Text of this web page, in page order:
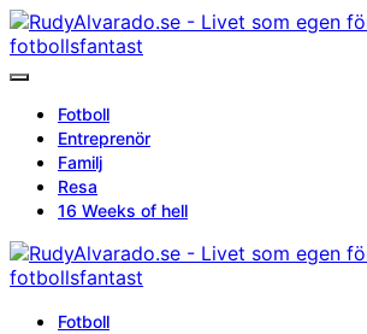
Fotboll
Entreprenör
Familj
Resa
16 Weeks of hell
Fotboll